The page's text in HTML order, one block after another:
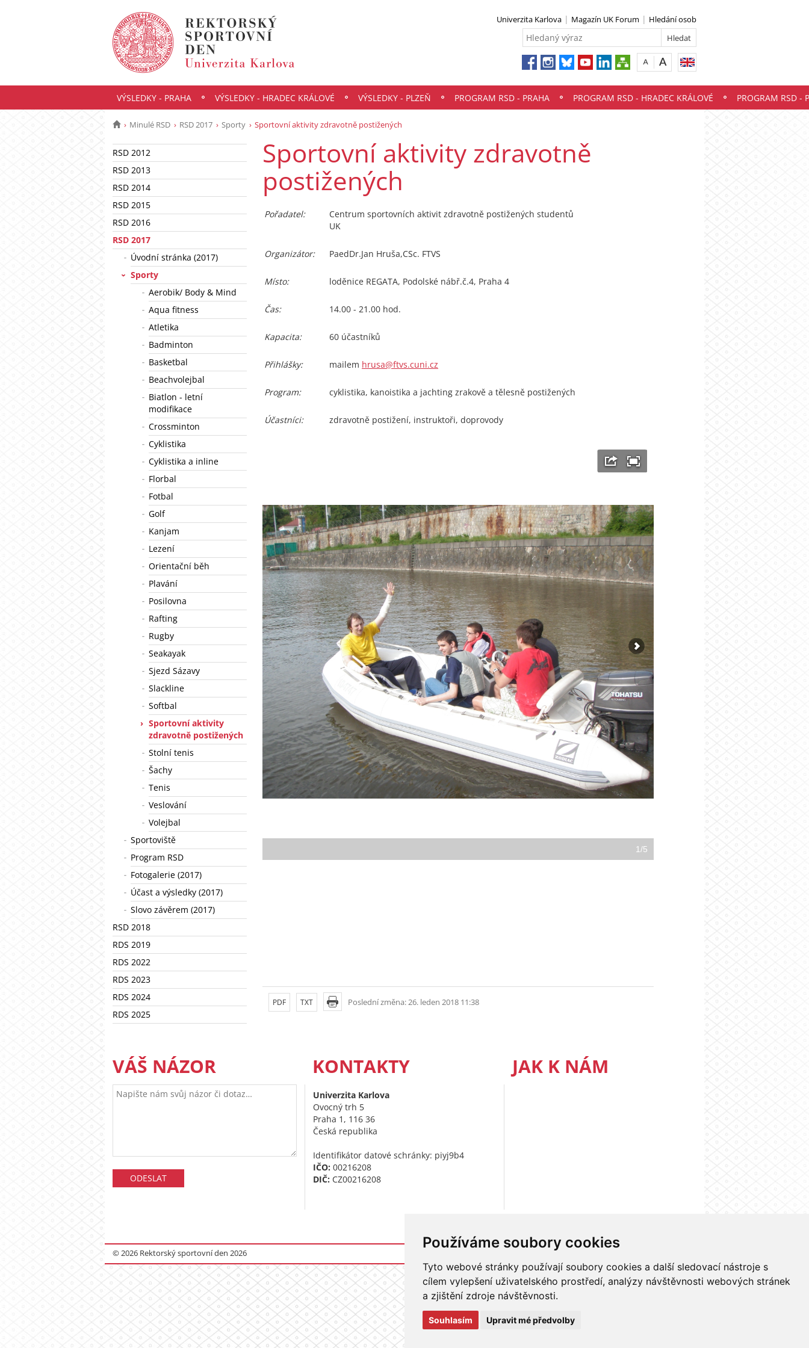
Používáme soubory cookies
Tyto webové stránky používají soubory cookies a další sledovací nástroje s
cílem vylepšení uživatelského prostředí, analýzy návštěvnosti webových stránek
a zjištění zdroje návštěvnosti.
Souhlasím Upravit mé předvolby
Univerzita Karlova Magazín UK Forum Hledání osob
VÝSLEDKY - PRAHA VÝSLEDKY - HRADEC KRÁLOVÉ VÝSLEDKY - PLZEŇ PROGRAM RSD - PRAHA PROGRAM RSD - HRADEC KRÁLOVÉ PROGRAM RSD -
Minulé RSD RSD 2017 Sporty Sportovní aktivity zdravotně postižených
RSD 2012
RSD 2013
RSD 2014
RSD 2015
RSD 2016
RSD 2017
Úvodní stránka (2017)
Sporty
Aerobik/ Body & Mind
Aqua fitness
Atletika
Badminton
Basketbal
Beachvolejbal
Biatlon - letní
modifikace
Crossminton
Cyklistika
Cyklistika a inline
Florbal
Fotbal
Golf
Kanjam
Lezení
Orientační běh
Plavání
Posilovna
Rafting
Rugby
Seakayak
Sjezd Sázavy
Slackline
Softbal
Sportovní aktivity
zdravotně postižených
Stolní tenis
Šachy
Tenis
Veslování
Volejbal
Sportoviště
Program RSD
Fotogalerie (2017)
Účast a výsledky (2017)
Slovo závěrem (2017)
RSD 2018
RDS 2019
RDS 2022
RDS 2023
RDS 2024
RDS 2025
Sportovní aktivity zdravotně
postižených
Pořadatel:
Centrum sportovních aktivit zdravotně postižených studentů
UK
Organizátor: PaedDr.Jan Hruša,CSc. FTVS
Místo: loděnice REGATA, Podolské nábř.č.4, Praha 4
Čas: 14.00 - 21.00 hod.
Kapacita: 60 účastníků
Přihlášky: mailem hrusa@ftvs.cuni.cz
Program: cyklistika, kanoistika a jachting zrakově a tělesně postižených
Účastníci: zdravotně postižení, instruktoři, doprovody
1/5
Poslední změna: 26. leden 2018 11:38
PDF TXT
VÁŠ NÁZOR KONTAKTY
Univerzita Karlova
Ovocný trh 5
Praha 1, 116 36
Česká republika
Identifikátor datové schránky: piyj9b4
IČO: 00216208
DIČ: CZ00216208
JAK K NÁM
© 2026 Rektorský sportovní den 2026 Přihlášení do informačního systému UK